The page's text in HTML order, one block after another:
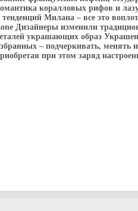
коралловых рифов и
тенденций Милана – все это
Дизайнеры изменили
украшающих образ
– подчеркивать, менять
при этом заряд